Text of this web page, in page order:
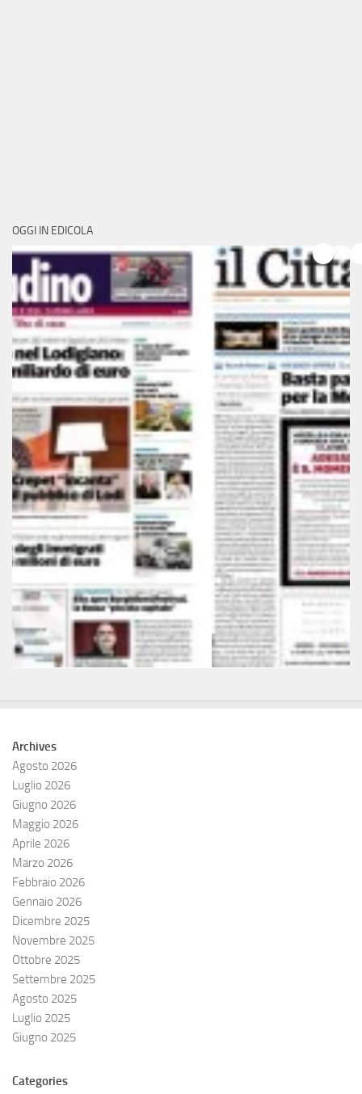
OGGI IN EDICOLA
Archives
Agosto 2026
Luglio 2026
Giugno 2026
Maggio 2026
Aprile 2026
Marzo 2026
Febbraio 2026
Gennaio 2026
Dicembre 2025
Novembre 2025
Ottobre 2025
Settembre 2025
Agosto 2025
Luglio 2025
Giugno 2025
Categories